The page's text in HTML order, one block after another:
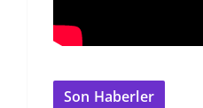
Son Haberler